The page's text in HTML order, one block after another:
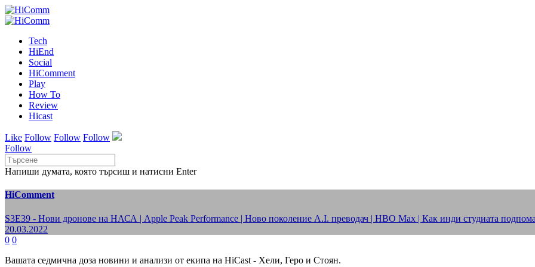
Tech
HiEnd
Social
HiComment
Play
How To
Review
Hicast
Like Follow Follow Follow
Follow
Напиши думата, която търсиш и натисни Enter
HiComment
S3E39 - Нови дронове на НАСА | Apple Peak Performance | Ново поколение A.I. преводач | HBO Max | Как инди студиата
20.03.2022
0 0
Вашата седмична доза новини и анализи от екипа на HiCast - Хели, Геро и Стоян.